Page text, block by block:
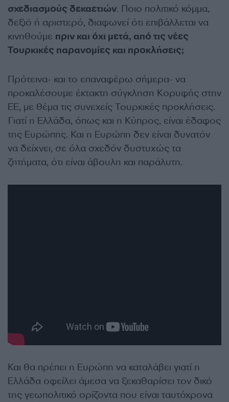
σχεδιασμούς δεκαετιών. Ποιο πολιτικό κόμμα,
δεξιό ή αριστερό, διαφωνεί ότι επιβάλλεται να
κινηθούμε πριν και όχι μετά, από τις νέες
Τουρκικές παρανομίες και προκλήσεις;
Πρότεινα- και το επαναφέρω σήμερα- να
προκαλέσουμε έκτακτη σύγκληση Κορυφής στην
ΕΕ, με θέμα τις συνεχείς Τουρκικές προκλήσεις.
Γιατί η Ελλάδα, όπως και η Κύπρος, είναι έδαφος
της Ευρώπης. Και η Ευρώπη δεν είναι δυνατόν
να δείχνει, σε όλα σχεδόν δυστυχώς τα
ζητήματα, ότι είναι άβουλη και παράλυτη.
Και θα πρέπει η Ευρώπη να καταλάβει γιατί η
Ελλάδα οφείλει άμεσα να ξεκαθαρίσει τον δικό
της γεωπολιτικό ορίζοντα που είναι ταυτόχρονα